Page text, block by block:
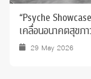
“Psyche
เคลื่อนอนาคตสุขภ
29 May 2026